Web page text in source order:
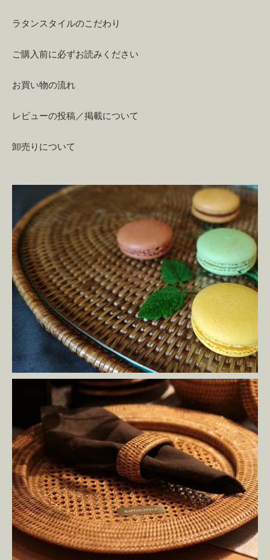
ラタンスタイルのこだわり
ご購入前に必ずお読みください
お買い物の流れ
レビューの投稿／掲載について
卸売りについて